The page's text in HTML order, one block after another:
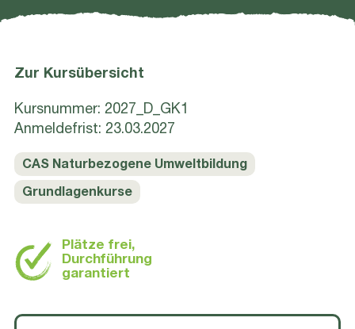
Zur Kursübersicht
Kursnummer: 2027_D_GK1
Anmeldefrist: 23.03.2027
CAS Naturbezogene Umweltbildung
Grundlagenkurse
Plätze frei,
Durchführung
garantiert